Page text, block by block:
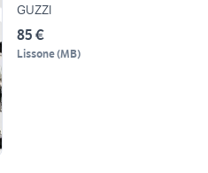
GUZZI
85 €
Lissone(MB)